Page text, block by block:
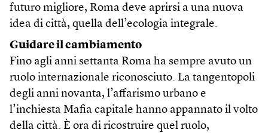
futuro migliore, Roma deve aprirsi a una nuova
idea di città, quella dell’ecologia integrale.
Guidare il cambiamento
Fino agli anni settanta Roma ha sempre avuto un
ruolo internazionale riconosciuto. La tangentopoli
degli anni novanta, l’affarismo urbano e
l’inchiesta Mafia capitale hanno appannato il volto
della città. È ora di ricostruire quel ruolo,